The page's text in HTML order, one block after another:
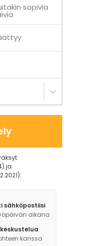
mutta on
mereen ympäri
sopivia
ja
sähköpostiisi
aikana
kanssa